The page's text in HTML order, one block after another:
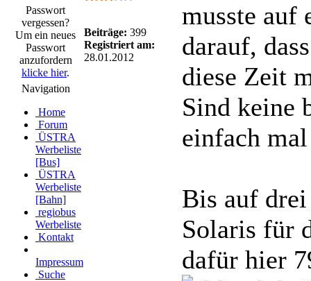
Passwort
vergessen?
Um ein neues
Passwort
anzufordern
klicke hier.
Navigation
Home
Forum
ÜSTRA
Werbeliste
[Bus]
ÜSTRA
Werbeliste
[Bahn]
regiobus
Werbeliste
Kontakt
Impressum
Suche
Beiträge: 399
Registriert am:
28.01.2012
musste auf
darauf,
diese Zeit
Sind keine
einfach
Bis auf
Solaris für
dafür hier